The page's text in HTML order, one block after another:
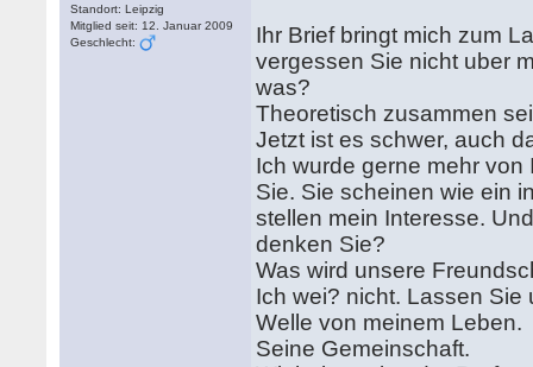
Standort: Leipzig
Mitglied seit: 12. Januar 2009
Geschlecht:
Ihr Brief bringt mich zum
vergessen Sie nicht uber
was?
Theoretisch zusammen
Jetzt ist es schwer, auch
Ich wurde gerne mehr
Sie. Sie scheinen wie ein
stellen mein Interesse.
denken Sie?
Was wird unsere
Ich wei? nicht. Lassen
Welle von meinem Leben.
Seine Gemeinschaft.